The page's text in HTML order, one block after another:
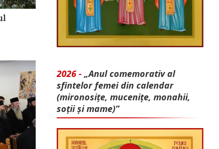
2026 - „Anul comemorativ al
sfintelor femei din calendar
(mironosițe, mu­cenițe, monahii,
soții și mame)”